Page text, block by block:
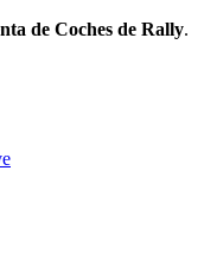
de Coches de Rally.